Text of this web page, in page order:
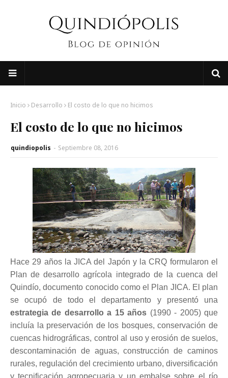
Inicio Desarrollo El costo de lo que no hicimos
El costo de lo que no hicimos
quindiopolis - Septiembre 08, 2016
Hace 29 años la JICA del Japón y la CRQ formularon el
Plan de desarrollo agrícola integrado de la cuenca del
Quindío, documento conocido como el Plan JICA. El plan
se ocupó de todo el departamento y presentó una
estrategia de desarrollo a 15 años (1990 - 2005) que
incluía la preservación de los bosques, conservación de
cuencas hidrográficas, control al uso y erosión de suelos,
descontaminación de aguas, construcción de caminos
rurales, regulación del crecimiento urbano, diversificación
y tecnificación agropecuaria y un embalse sobre el río